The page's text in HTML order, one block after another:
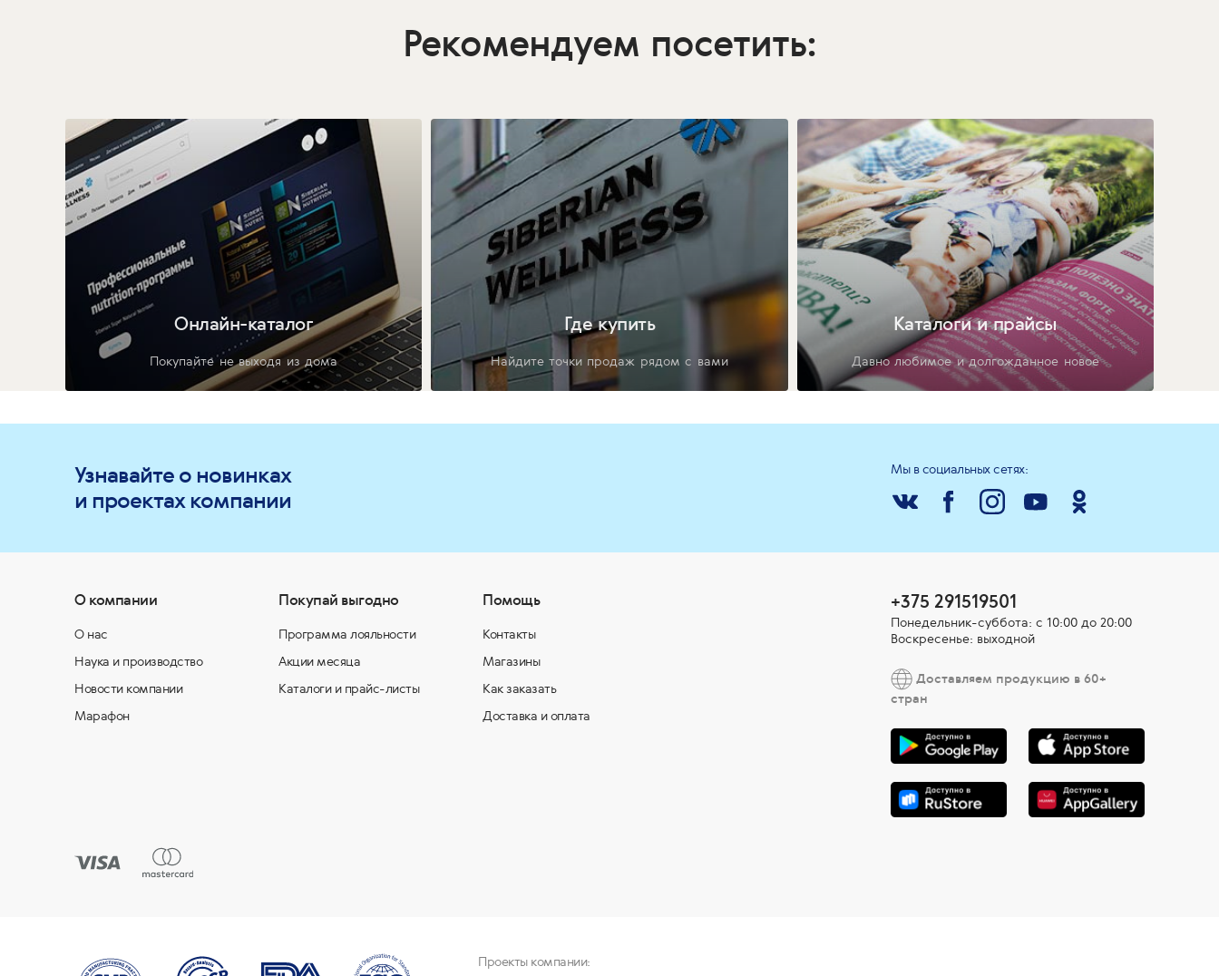
Рекомендуем посетить:
Онлайн-каталог
Покупайте не выходя из дома
Где купить
Найдите точки продаж рядом с вами
Каталоги и прайсы
Давно любимое и долгожданное новое
Узнавайте о новинках
и проектах компании
Мы в социальных сетях:
О компании
О нас
Наука и производство
Новости компании
Марафон
Покупай выгодно
Программа лояльности
Акции месяца
Каталоги и прайс-листы
Помощь
Контакты
Магазины
Как заказать
Доставка и оплата
+375 291519501
Понедельник-суббота: с 10:00 до 20:00
Воскресенье: выходной
Доставляем продукцию в 60+
стран
Проекты компании: